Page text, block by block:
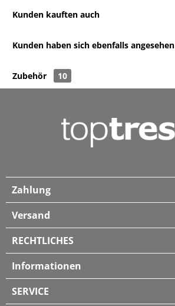
Kunden kauften auch
Kunden haben sich ebenfalls angesehen
Zubehör 10
Zahlung
Versand
RECHTLICHES
Informationen
SERVICE